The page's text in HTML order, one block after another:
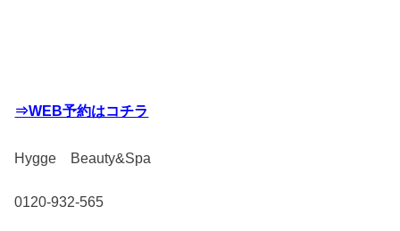
⇒WEB予約はコチラ
Hygge Beauty&Spa
0120-932-565